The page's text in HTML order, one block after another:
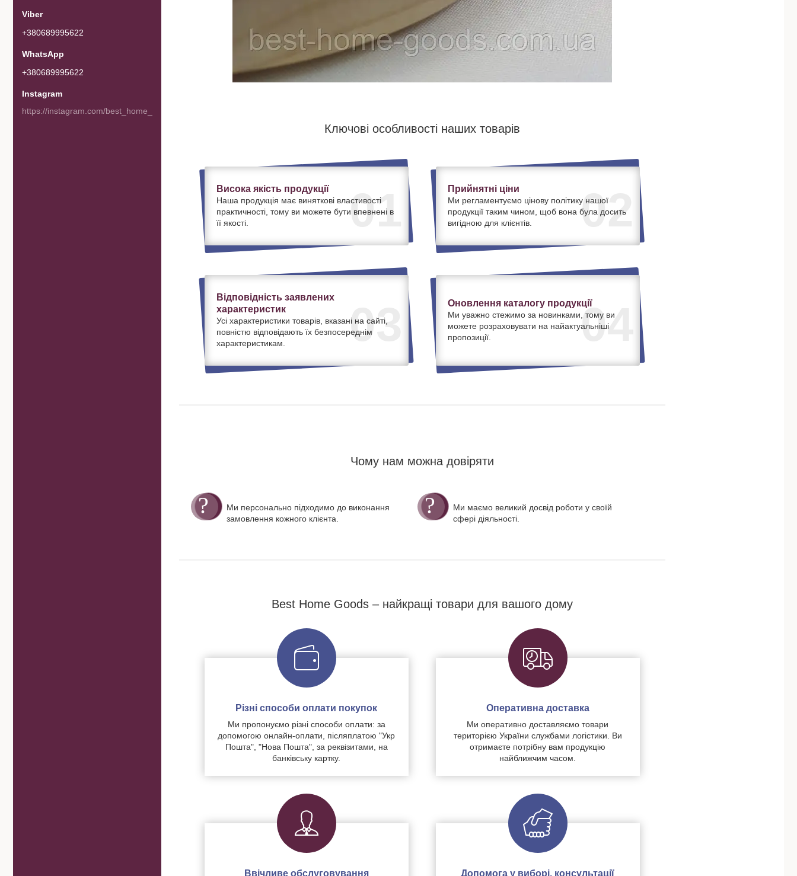
Ключові особливості наших товарів
01
Висока якість продукції
Наша продукція має виняткові властивості
практичності, тому ви можете бути впевнені в
її якості.
02
Прийнятні ціни
Ми регламентуємо цінову політику нашої
продукції таким чином, щоб вона була досить
вигідною для клієнтів.
03
Відповідність заявлених
характеристик
Усі характеристики товарів, вказані на сайті,
повністю відповідають їх безпосереднім
характеристикам.
04
Оновлення каталогу продукції
Ми уважно стежимо за новинками, тому ви
можете розраховувати на найактуальніші
пропозиції.
Чому нам можна довіряти
Ми персонально підходимо до виконання
замовлення кожного клієнта.
Ми маємо великий досвід роботи у своїй
сфері діяльності.
Best Home Goods – найкращі товари для вашого дому
Різні способи оплати покупок
Ми пропонуємо різні способи оплати: за
допомогою онлайн-оплати, післяплатою "Укр
Пошта", "Нова Пошта", за реквізитами, на
банківську картку.
Оперативна доставка
Ми оперативно доставляємо товари
територією України службами логістики. Ви
отримаєте потрібну вам продукцію
найближчим часом.
Ввічливе обслуговування Допомога у виборі, консультації
+380689995622
+380689995622
Instagram
https://instagram.com/best_home_goods